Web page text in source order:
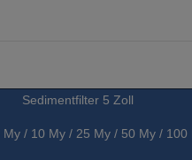
Sedimentfilter 5 Zoll
My / 10 My / 25 My / 50 My / 100